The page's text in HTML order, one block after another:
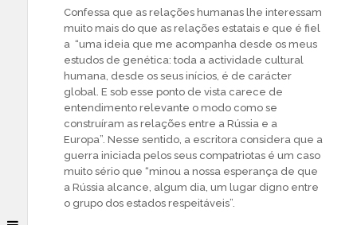
Confessa que as relações humanas lhe interessam
muito mais do que as relações estatais e que é fiel
a “uma ideia que me acompanha desde os meus
estudos de genética: toda a actividade cultural
humana, desde os seus inícios, é de carácter
global. E sob esse ponto de vista carece de
entendimento relevante o modo como se
construíram as relações entre a Rússia e a
Europa”. Nesse sentido, a escritora considera que a
guerra iniciada pelos seus compatriotas é um caso
muito sério que “minou a nossa esperança de que
a Rússia alcance, algum dia, um lugar digno entre
o grupo dos estados respeitáveis”.